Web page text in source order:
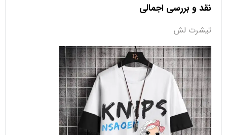
نقد و بررسی اجمالی
تیشرت لش